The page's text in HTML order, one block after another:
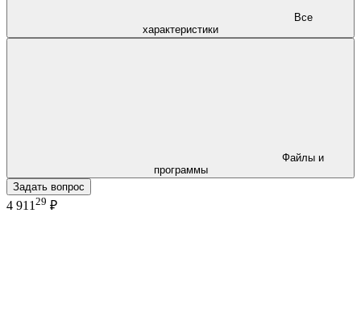
характеристики
программы
Задать вопрос
4 911 29 ₽